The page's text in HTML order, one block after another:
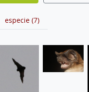
especie (7)